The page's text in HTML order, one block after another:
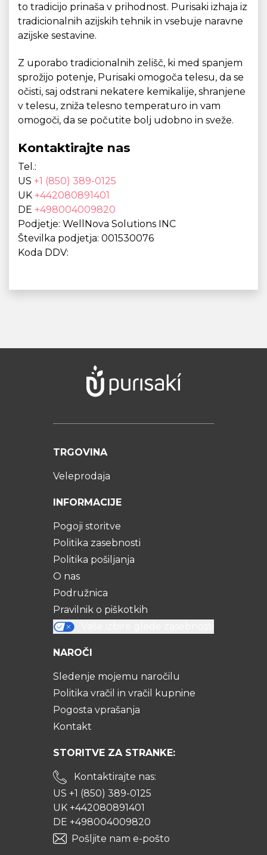
to tradicijo prinaša v prihodnost. Purisaki izhaja iz
tradicionalnih azijskih tehnik in vsebuje naravne
azijske sestavine.
Z uporabo tradicionalnih zelišč, ki med spanjem
sprožijo potenje, Purisaki omogoča telesu, da se
očisti, saj odstrani nekatere kemikalije, shranjene
v telesu, zniža telesno temperaturo in vam
omogoči, da se počutite bolj udobno in sveže.
Kontaktirajte nas
Tel.:
US +1 (850) 389-0125
UK +442080891401
DE +498004009820
Podjetje: WellNova Solutions INC
Številka podjetja: 001530076
Koda DDV:
TRGOVINA
Veleprodaja
INFORMACIJE
Pogoji storitve
Politika zasebnosti
Politika pošiljanja
O nas
Podružnica
Pravilnik o piškotkih
NAROČI
Sledenje mojemu naročilu
Politika vračil in vračil kupnine
Pogosta vprašanja
Kontakt
STORITVE ZA STRANKE:
Kontaktirajte nas:
US +1 (850) 389-0125
UK +442080891401
DE +498004009820
Pošljite nam e-pošto